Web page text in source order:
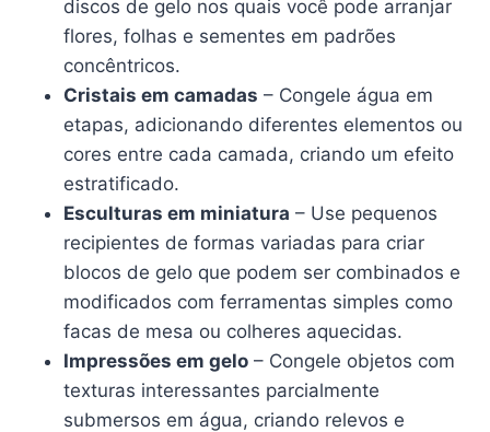
discos de gelo nos quais você pode arranjar
flores, folhas e sementes em padrões
concêntricos.
Cristais em camadas – Congele água em
etapas, adicionando diferentes elementos ou
cores entre cada camada, criando um efeito
estratificado.
Esculturas em miniatura – Use pequenos
recipientes de formas variadas para criar
blocos de gelo que podem ser combinados e
modificados com ferramentas simples como
facas de mesa ou colheres aquecidas.
Impressões em gelo – Congele objetos com
texturas interessantes parcialmente
submersos em água, criando relevos e